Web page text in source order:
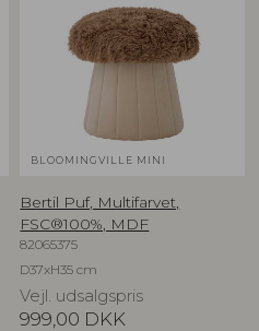
BLOOMINGVILLE MINI
Bertil Puf, Multifarvet,
FSC®100%, MDF
82065375
D37xH35 cm
Vejl. udsalgspris
999,00 DKK